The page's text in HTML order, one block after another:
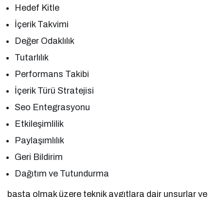
Hedef Kitle
İçerik Takvimi
Değer Odaklılık
Tutarlılık
Performans Takibi
İçerik Türü Stratejisi
Seo Entegrasyonu
Etkileşimlilik
Paylaşımlılık
Geri Bildirim
Dağıtım ve Tutundurma
başta olmak üzere teknik aygıtlara dair unsurlar ve